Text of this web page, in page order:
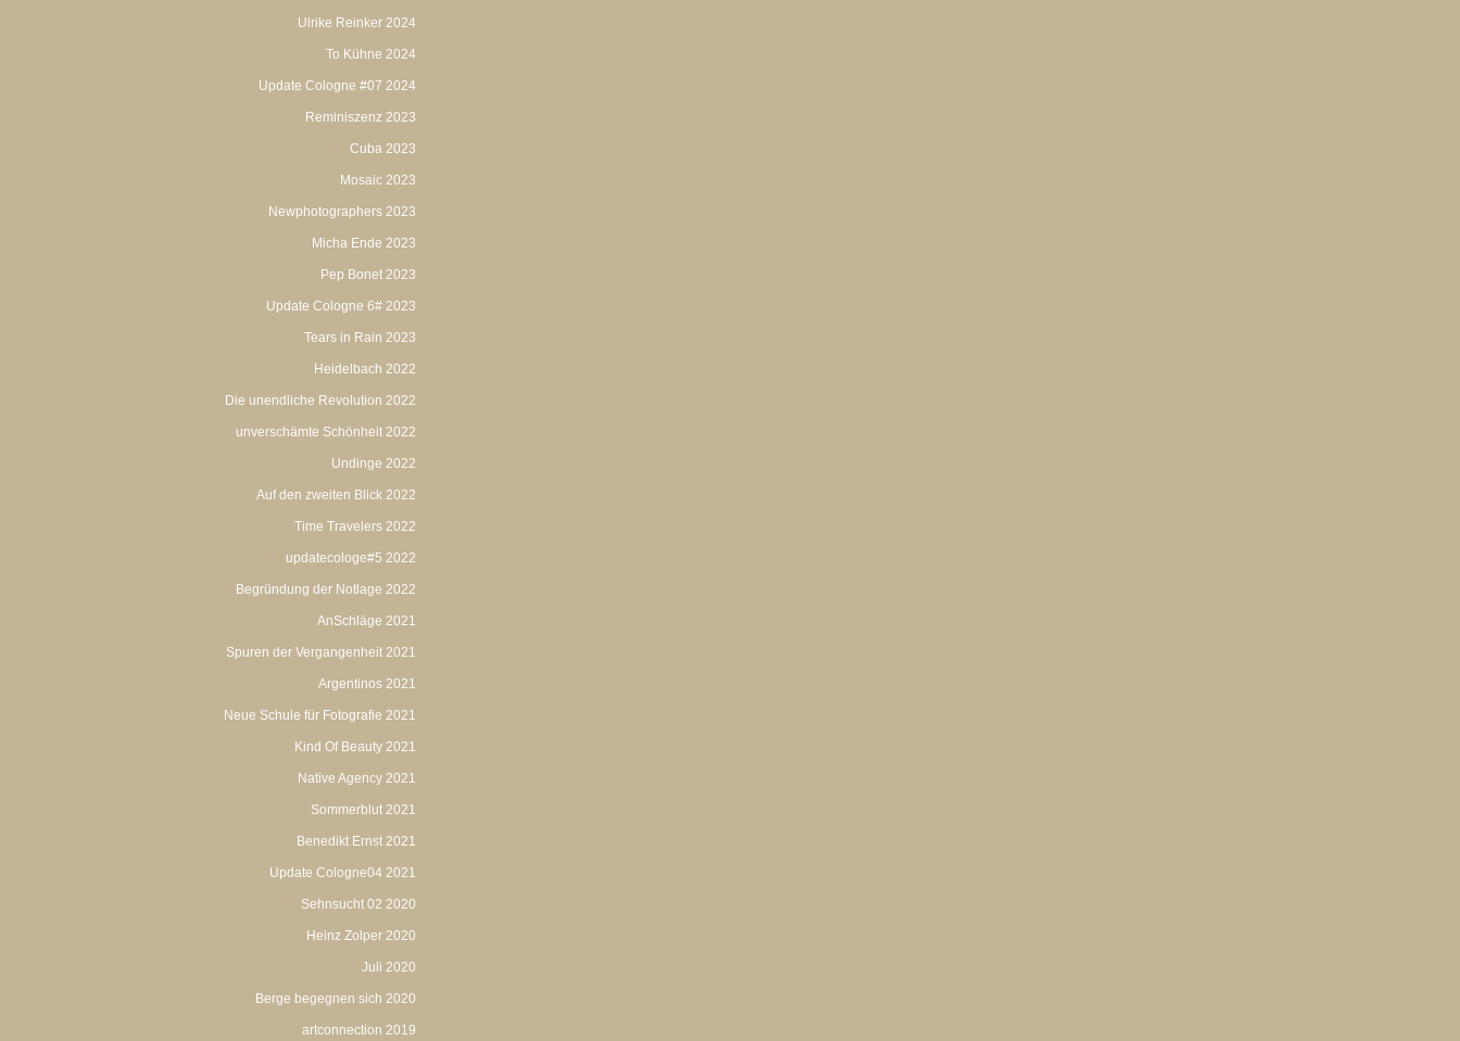
Ulrike Reinker 2024
To Kühne 2024
Update Cologne #07 2024
Reminiszenz 2023
Cuba 2023
Mosaic 2023
Newphotographers 2023
Micha Ende 2023
Pep Bonet 2023
Update Cologne 6# 2023
Tears in Rain 2023
Heidelbach 2022
Die unendliche Revolution 2022
unverschämte Schönheit 2022
Undinge 2022
Auf den zweiten Blick 2022
Time Travelers 2022
updatecologe#5 2022
Begründung der Notlage 2022
AnSchläge 2021
Spuren der Vergangenheit 2021
Argentinos 2021
Neue Schule für Fotografie 2021
Kind Of Beauty 2021
Native Agency 2021
Sommerblut 2021
Benedikt Ernst 2021
Update Cologne04 2021
Sehnsucht 02 2020
Heinz Zolper 2020
Juli 2020
Berge begegnen sich 2020
artconnection 2019